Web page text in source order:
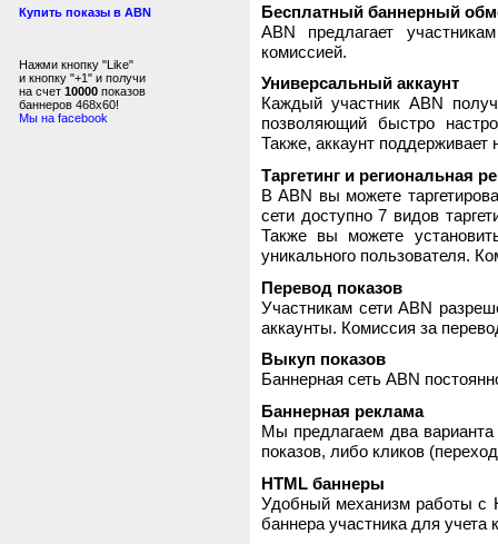
Купить показы в ABN
Нажми кнопку "Like"
и кнопку "+1" и получи
на счет 10000 показов
баннеров 468x60!
Мы на facebook
Бесплатный баннерный
ABN предлагает
комиссией.
Универсальный аккаунт
Каждый участник ABN
позволяющий быстро
Также, аккаунт поддерживает
Таргетинг и региональная
В ABN вы можете
сети доступно 7 видов
Также вы можете
уникального пользователя.
Перевод показов
Участникам сети ABN
аккаунты. Комиссия за
Выкуп показов
Баннерная сеть ABN
Баннерная реклама
Мы предлагаем два
показов, либо кликов
HTML баннеры
Удобный механизм работы с
баннера участника для